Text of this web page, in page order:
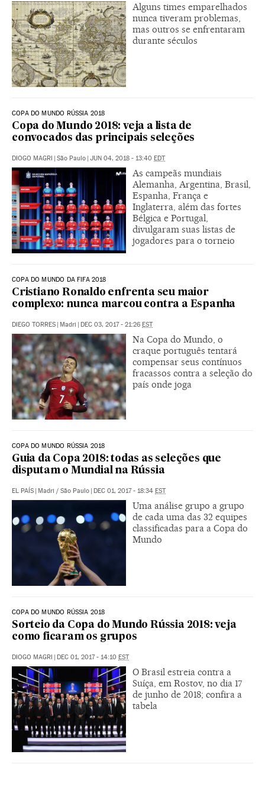
Alguns times emparelhados
nunca tiveram problemas,
mas outros se enfrentaram
durante séculos
COPA DO MUNDO RÚSSIA 2018
Copa do Mundo 2018: veja a lista de
convocados das principais seleções
DIOGO MAGRI | São Paulo | JUN 04, 2018 - 13:40 EDT
As campeãs mundiais
Alemanha, Argentina, Brasil,
Espanha, França e
Inglaterra, além das fortes
Bélgica e Portugal,
divulgaram suas listas de
jogadores para o torneio
COPA DO MUNDO DA FIFA 2018
Cristiano Ronaldo enfrenta seu maior
complexo: nunca marcou contra a Espanha
DIEGO TORRES | Madri | DEC 03, 2017 - 21:26 EST
Na Copa do Mundo, o
craque português tentará
compensar seus contínuos
fracassos contra a seleção do
país onde joga
COPA DO MUNDO RÚSSIA 2018
Guia da Copa 2018: todas as seleções que
disputam o Mundial na Rússia
EL PAÍS | Madri / São Paulo | DEC 01, 2017 - 18:34 EST
Uma análise grupo a grupo
de cada uma das 32 equipes
classificadas para a Copa do
Mundo
COPA DO MUNDO RÚSSIA 2018
Sorteio da Copa do Mundo Rússia 2018: veja
como ficaram os grupos
DIOGO MAGRI | DEC 01, 2017 - 14:10 EST
O Brasil estreia contra a
Suíça, em Rostov, no dia 17
de junho de 2018; confira a
tabela